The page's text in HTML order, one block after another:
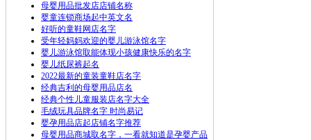
母婴用品批发店店铺名称
婴童连锁商场起中英文名
好听的童鞋网店名字
受年轻妈妈欢迎的婴儿游泳馆名字
婴儿游泳馆取能体现小孩健康快乐的名字
婴儿纸尿裤起名
2022最新的童装童鞋店名字
经典吉利的母婴用品店名
经典个性儿童服装店名字大全
毛绒玩具品牌名字 时尚易记
婴孕用品店起店铺名字推荐
母婴用品商城取名字，一看就知道是孕婴产品